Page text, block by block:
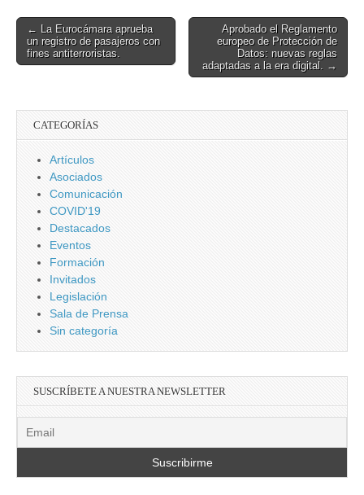
Física Nuclear
Post
navigation
← La Eurocámara aprueba
un registro de pasajeros con
fines antiterroristas.
Aprobado el Reglamento
europeo de Protección de
Datos: nuevas reglas
adaptadas a la era digital. →
CATEGORÍAS
Artículos
Asociados
Comunicación
COVID'19
Destacados
Eventos
Formación
Invitados
Legislación
Sala de Prensa
Sin categoría
SUSCRÍBETE A NUESTRA NEWSLETTER